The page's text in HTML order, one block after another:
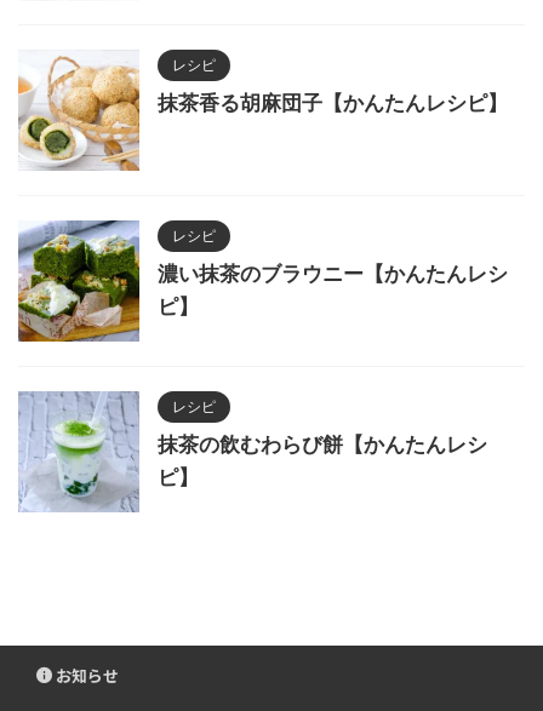
レシピ
抹茶香る胡麻団子【かんたんレシピ】
レシピ
濃い抹茶のブラウニー【かんたんレシ
ピ】
レシピ
抹茶の飲むわらび餅【かんたんレシ
ピ】
お知らせ